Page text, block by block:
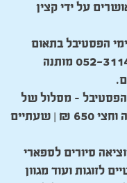
על ידי קצין
הפסטיבל בתאום
052- מותנה
הפסטיבל – מסלול של
שעה 450 ₪, שעה וחצי 650 ₪ | שעתיים
סיורים לספארי
לזוגות ועוד מגוון